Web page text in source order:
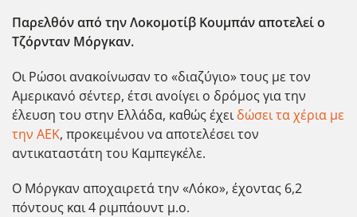
Παρελθόν από την Λοκομοτίβ Κουμπάν αποτελεί ο
Τζόρνταν Μόργκαν.
Οι Ρώσοι ανακοίνωσαν το «διαζύγιο» τους με τον
Αμερικανό σέντερ, έτσι ανοίγει ο δρόμος για την
έλευση του στην Ελλάδα, καθώς έχειδώσει τα χέρια με
την ΑΕΚ, προκειμένου να αποτελέσει τον
αντικαταστάτη του Καμπεγκέλε.
Ο Μόργκαν αποχαιρετά την «Λόκο», έχοντας 6,2
πόντους και 4 ριμπάουντ μ.ο.